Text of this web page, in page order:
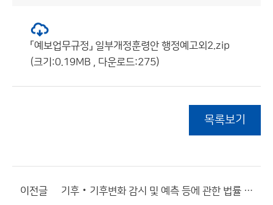
「예보업무규정」 일부개정훈령안 행정예고외2.zip
(크기:0.19MB , 다운로드:275)
목록보기
이전글 기후‧기후변화 감시 및 예측 등에 관한 법률 시행령 일부개정령안 입법예고